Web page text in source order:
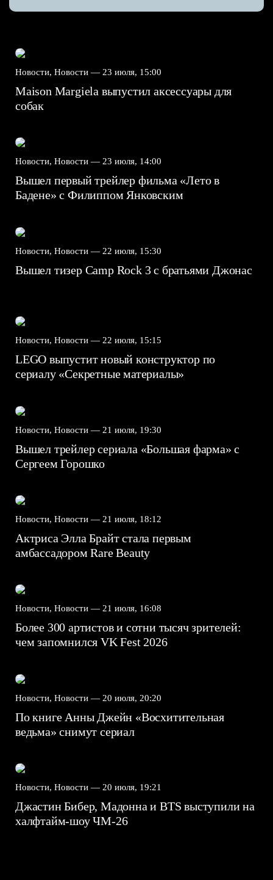
Новости, Новости — 23 июля, 15:00
Maison Margiela выпустил аксессуары для
собак
Новости, Новости — 23 июля, 14:00
Вышел первый трейлер фильма «Лето в
Бадене» с Филиппом Янковским
Новости, Новости — 22 июля, 15:30
Вышел тизер Camp Rock 3 с братьями Джонас
Новости, Новости — 22 июля, 15:15
LEGO выпустит новый конструктор по
сериалу «Секретные материалы»
Новости, Новости — 21 июля, 19:30
Вышел трейлер сериала «Большая фарма» с
Сергеем Горошко
Новости, Новости — 21 июля, 18:12
Актриса Элла Брайт стала первым
амбассадором Rare Beauty
Новости, Новости — 21 июля, 16:08
Более 300 артистов и сотни тысяч зрителей:
чем запомнился VK Fest 2026
Новости, Новости — 20 июля, 20:20
По книге Анны Джейн «Восхитительная
ведьма» снимут сериал
Новости, Новости — 20 июля, 19:21
Джастин Бибер, Мадонна и BTS выступили на
халфтайм-шоу ЧМ-26